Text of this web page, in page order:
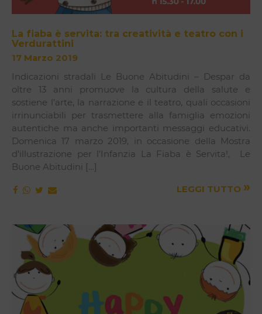
La fiaba è servita: tra creatività e teatro con i
Verdurattini
17 Marzo 2019
Indicazioni stradali Le Buone Abitudini – Despar da
oltre 13 anni promuove la cultura della salute e
sostiene l’arte, la narrazione e il teatro, quali occasioni
irrinunciabili per trasmettere alla famiglia emozioni
autentiche ma anche importanti messaggi educativi.
Domenica 17 marzo 2019, in occasione della Mostra
d’illustrazione per l’Infanzia La Fiaba è Servita!, Le
Buone Abitudini […]
LEGGI TUTTO »